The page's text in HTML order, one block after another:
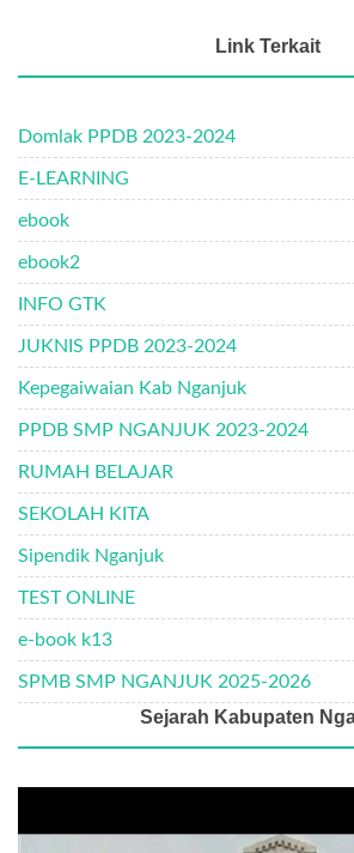
Link Terkait
Domlak PPDB 2023-2024
E-LEARNING
ebook
ebook2
INFO GTK
JUKNIS PPDB 2023-2024
Kepegaiwaian Kab Nganjuk
PPDB SMP NGANJUK 2023-2024
RUMAH BELAJAR
SEKOLAH KITA
Sipendik Nganjuk
TEST ONLINE
e-book k13
SPMB SMP NGANJUK 2025-2026
Sejarah Kabupaten